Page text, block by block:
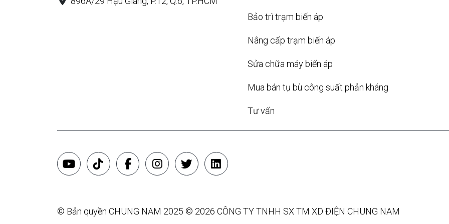
Bảo trì trạm biến áp
Nâng cấp trạm biến áp
Sửa chữa máy biến áp
Mua bán tụ bù công suất phản kháng
Tư vấn
© Bản quyền CHUNG NAM 2025 © 2026 CÔNG TY TNHH SX TM XD ĐIỆN CHUNG NAM